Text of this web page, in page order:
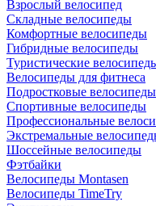
Взрослый велосипед
Складные велосипеды
Комфортные велосипеды
Гибридные велосипеды
Туристические
Велосипеды для фитнеса
Подростковые велосипеды
Спортивные велосипеды
Профессиональные
Экстремальные
Шоссейные велосипеды
Фэтбайки
Велосипеды Montasen
Велосипеды TimeTry